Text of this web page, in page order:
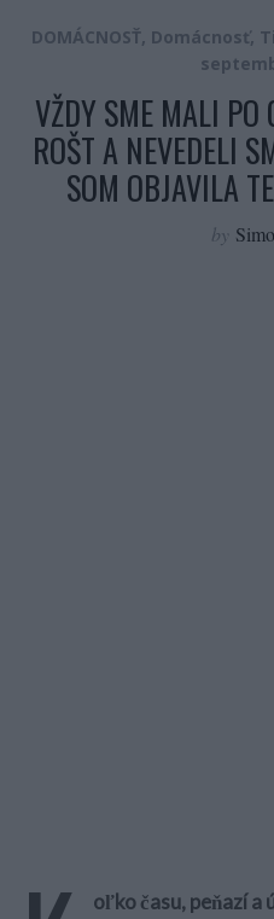
DOMÁCNOSŤ, Domácnosť,
VŽDY SME MALI PO
ROŠT A NEVEDELI
SOM OBJAVILA
by
oľko času, peňazí a